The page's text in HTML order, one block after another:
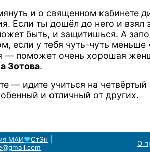
и о священном кабинете
Если ты дошёл до него и взял
быть, и защитишься. А
если у тебя чуть-чуть меньше
— поможет очень хорошая
Зотова.
— идите учиться на четвёртый
и отличный от других.
МАИ♥СтЭн О